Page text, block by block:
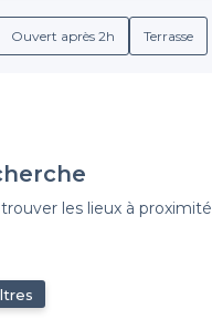
Ouvert après 2h Terrasse
les lieux à proximité